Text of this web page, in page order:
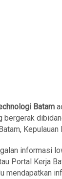
Batam
bergerak
Kepulauan
informasi
Portal Kerja
mendapatkan